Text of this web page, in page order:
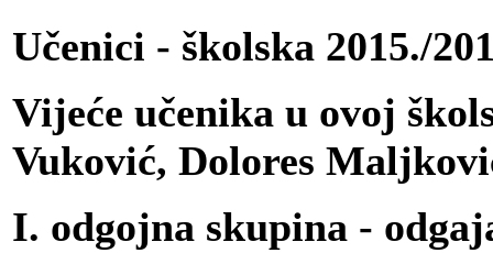
Učenici - školska 2015./
Vijeće učenika u ovoj
Vuković, Dolores
I. odgojna skupina -